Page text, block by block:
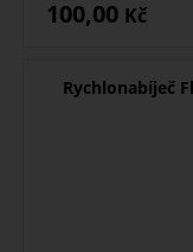
100,00 Kč
Rychlonabíječ